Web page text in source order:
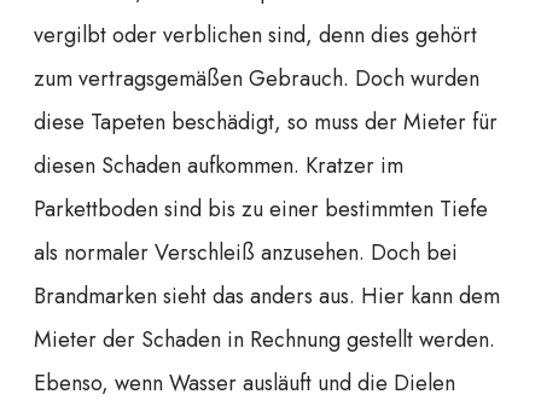
vergilbt oder verblichen sind, denn dies gehört
zum vertragsgemäßen Gebrauch. Doch wurden
diese Tapeten beschädigt, so muss der Mieter für
diesen Schaden aufkommen. Kratzer im
Parkettboden sind bis zu einer bestimmten Tiefe
als normaler Verschleiß anzusehen. Doch bei
Brandmarken sieht das anders aus. Hier kann dem
Mieter der Schaden in Rechnung gestellt werden.
Ebenso, wenn Wasser ausläuft und die Dielen